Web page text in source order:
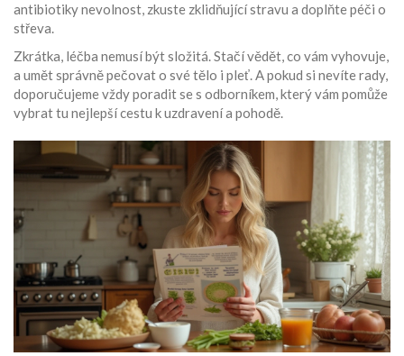
antibiotiky nevolnost, zkuste zklidňující stravu a doplňte péči o
střeva.
Zkrátka, léčba nemusí být složitá. Stačí vědět, co vám vyhovuje,
a umět správně pečovat o své tělo i pleť. A pokud si nevíte rady,
doporučujeme vždy poradit se s odborníkem, který vám pomůže
vybrat tu nejlepší cestu k uzdravení a pohodě.